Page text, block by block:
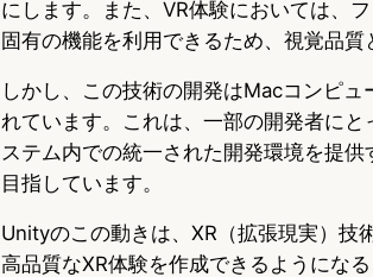
にします。また、VR体験においては、
固有の機能を利用できるため、視覚品質
しかし、この技術の開発はMacコンピ
れています。これは、一部の開発者に
ステム内での統一された開発環境を提
目指しています。
Unityのこの動きは、XR（拡張現実）技
高品質なXR体験を作成できるようにな